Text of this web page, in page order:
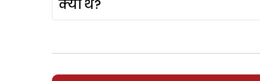
क्यों थे?